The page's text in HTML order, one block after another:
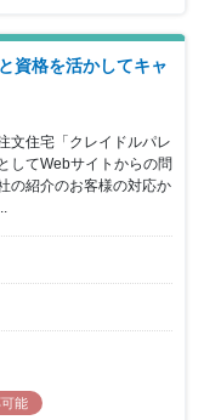
資格を活かしてキャ
文住宅「クレイドルパレ
してWebサイトからの問
の紹介のお客様の対応か
能